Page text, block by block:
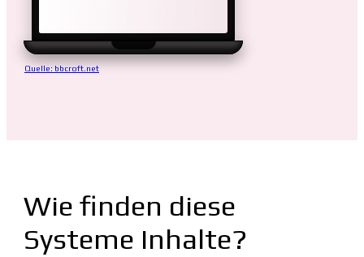
Quelle: bbcroft.net
Wie finden diese
Systeme Inhalte?